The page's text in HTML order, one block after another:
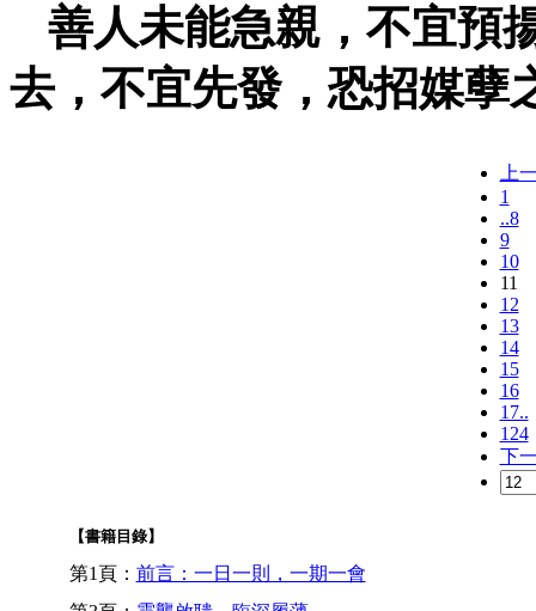
善人未能急親，不宜預
去，不宜先發，恐招媒孽
上
1
..8
9
10
11
12
13
14
15
16
17..
124
下
【書籍目錄】
第1頁： 前言：一日一則，一期一會